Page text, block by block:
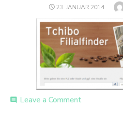
POSTED
23. JANUAR 2014
comment Leave a Commenton